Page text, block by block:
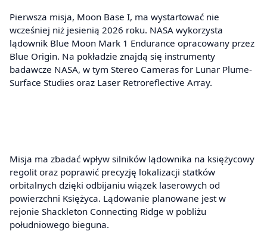
Pierwsza misja, Moon Base I, ma wystartować nie
wcześniej niż jesienią 2026 roku. NASA wykorzysta
lądownik Blue Moon Mark 1 Endurance opracowany przez
Blue Origin. Na pokładzie znajdą się instrumenty
badawcze NASA, w tym Stereo Cameras for Lunar Plume-
Surface Studies oraz Laser Retroreflective Array.
Misja ma zbadać wpływ silników lądownika na księżycowy
regolit oraz poprawić precyzję lokalizacji statków
orbitalnych dzięki odbijaniu wiązek laserowych od
powierzchni Księżyca. Lądowanie planowane jest w
rejonie Shackleton Connecting Ridge w pobliżu
południowego bieguna.